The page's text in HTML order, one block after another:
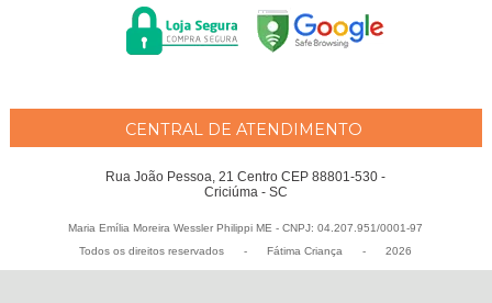
CENTRAL DE ATENDIMENTO
Rua João Pessoa, 21 Centro CEP 88801-530 -
Criciúma - SC
Maria Emília Moreira Wessler Philippi ME - CNPJ: 04.207.951/0001-97
Todos os direitos reservados
- Fátima Criança - 2026